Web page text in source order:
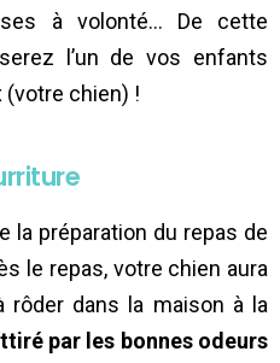
à volonté… De cette
l’un de vos enfants
chien) !
la préparation du repas de
le repas, votre chien aura
rôder dans la maison à la
par les bonnes odeurs